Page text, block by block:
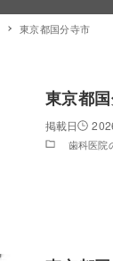
東京都国分寺市
東京都
歯科医院